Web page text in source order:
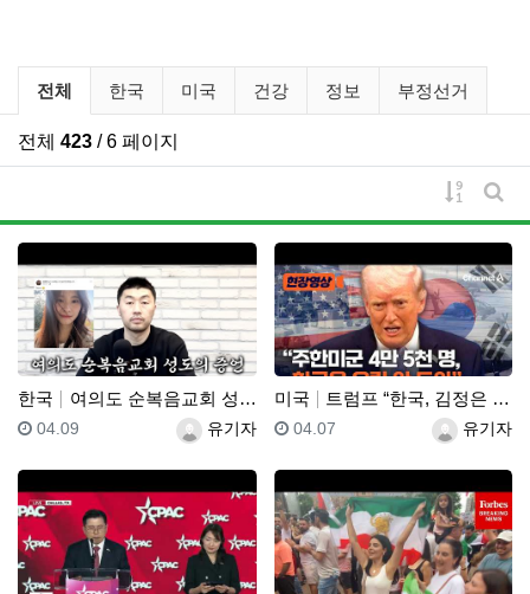
유튜브 뉴스 분류 목록
전체 한국 미국 건강 정보 부정선거
전체 423 / 6 페이지
게시물
게
한국 여의도 순복음교회 성도의 증언, 부활절의 배도
등록자유기자
등록일
04.09
미국 트럼프 “한국, 김정은 옆에 주한미군 두고 있는데 우리…
등록자유기자
등록일
04.07